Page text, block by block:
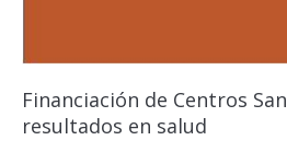
Financiación de Centros
resultados en salud